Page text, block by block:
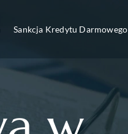
Sankcja Kredytu Darmowego